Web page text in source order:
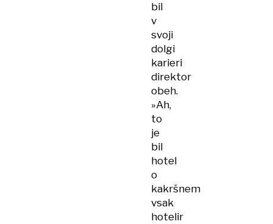
bil
v
svoji
dolgi
karieri
direktor
obeh.
»Ah,
to
je
bil
hotel
o
kakršnem
vsak
hotelir